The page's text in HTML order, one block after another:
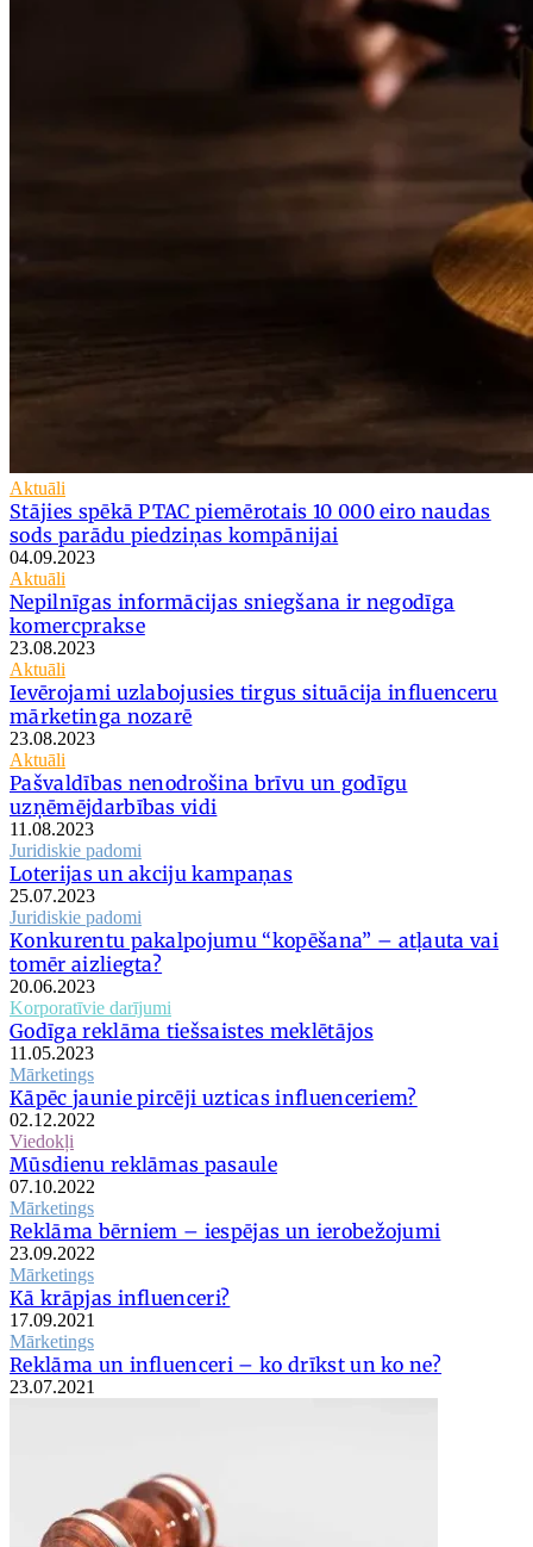
Aktuāli
Stājies spēkā PTAC piemērotais 10 000 eiro naudas
sods parādu piedziņas kompānijai
04.09.2023
Aktuāli
Nepilnīgas informācijas sniegšana ir negodīga
komercprakse
23.08.2023
Aktuāli
Ievērojami uzlabojusies tirgus situācija influenceru
mārketinga nozarē
23.08.2023
Aktuāli
Pašvaldības nenodrošina brīvu un godīgu
uzņēmējdarbības vidi
11.08.2023
Juridiskie padomi
Loterijas un akciju kampaņas
25.07.2023
Juridiskie padomi
Konkurentu pakalpojumu “kopēšana” – atļauta vai
tomēr aizliegta?
20.06.2023
Korporatīvie darījumi
Godīga reklāma tiešsaistes meklētājos
11.05.2023
Mārketings
Kāpēc jaunie pircēji uzticas influenceriem?
02.12.2022
Viedokļi
Mūsdienu reklāmas pasaule
07.10.2022
Mārketings
Reklāma bērniem – iespējas un ierobežojumi
23.09.2022
Mārketings
Kā krāpjas influenceri?
17.09.2021
Mārketings
Reklāma un influenceri – ko drīkst un ko ne?
23.07.2021